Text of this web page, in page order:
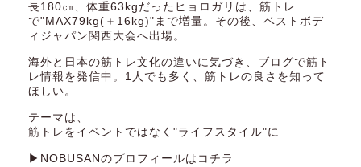
長180㎝、体重63kgだったヒョロガリは、筋トレ
で"MAX79kg(＋16kg)"まで増量。その後、ベストボデ
ィジャパン関西大会へ出場。
海外と日本の筋トレ文化の違いに気づき、ブログで筋ト
レ情報を発信中。1人でも多く、筋トレの良さを知って
ほしい。
テーマは、
筋トレをイベントではなく"ライフスタイル"に
▶NOBUSANのプロフィールはコチラ